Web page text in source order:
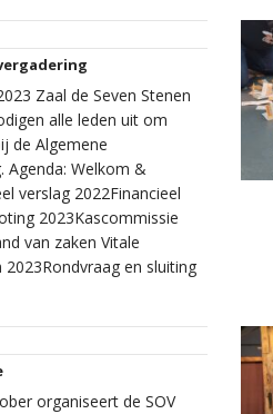
Zaal de Seven Stenen
alle leden uit om
de Algemene
Agenda: Welkom &
verslag 2022Financieel
2023Kascommissie
van zaken Vitale
en sluiting
organiseert de SOV